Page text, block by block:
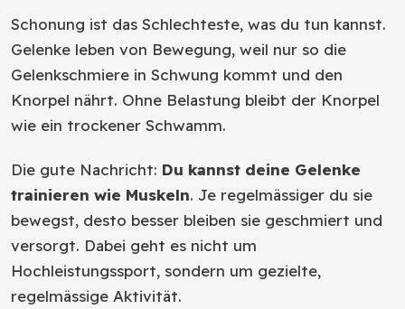
Schonung ist das Schlechteste, was du tun kannst.
Gelenke leben von Bewegung, weil nur so die
Gelenkschmiere in Schwung kommt und den
Knorpel nährt. Ohne Belastung bleibt der Knorpel
wie ein trockener Schwamm.
Die gute Nachricht: Du kannst deine Gelenke
trainieren wie Muskeln. Je regelmässiger du sie
bewegst, desto besser bleiben sie geschmiert und
versorgt. Dabei geht es nicht um
Hochleistungssport, sondern um gezielte,
regelmässige Aktivität.